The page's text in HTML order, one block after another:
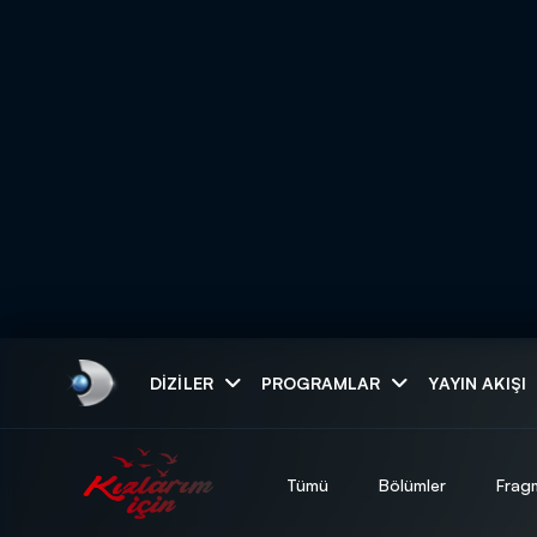
DIZILER PROGRAMLAR YAYIN AKIŞI
Tümü Bölümler